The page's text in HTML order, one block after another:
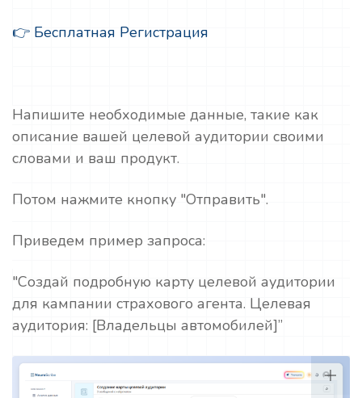
👉 Бесплатная Регистрация
Напишите необходимые данные, такие как
описание вашей целевой аудитории своими
словами и ваш продукт.
Потом нажмите кнопку "Отправить".
Приведем пример запроса:
"Создай подробную карту целевой аудитории
для кампании страхового агента. Целевая
аудитория: [Владельцы автомобилей]”